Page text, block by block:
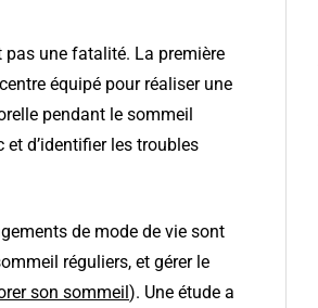
pas une fatalité. La première
équipé pour réaliser une
pendant le sommeil
d’identifier les troubles
de mode de vie sont
réguliers, et gérer le
son sommeil ). Une étude a